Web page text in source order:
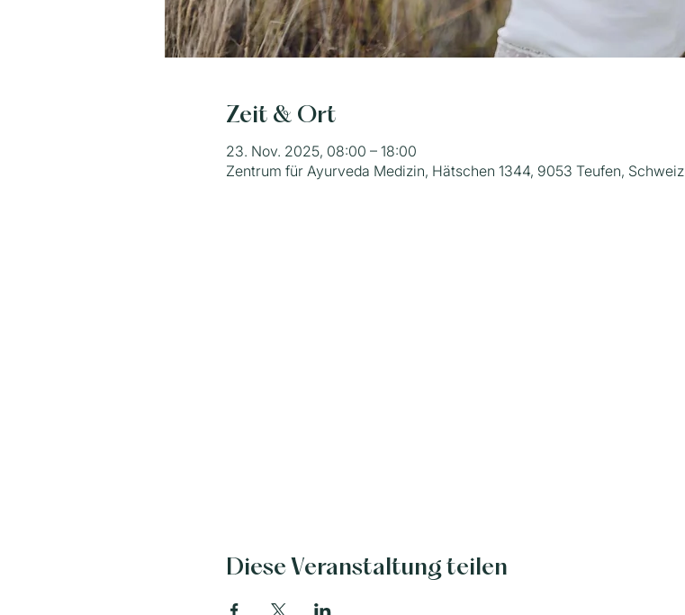
Zeit & Ort
23. Nov. 2025, 08:00 – 18:00
Zentrum für Ayurveda Medizin, Hätschen 1344, 9053 Teufen, Schweiz
Diese Veranstaltung teilen